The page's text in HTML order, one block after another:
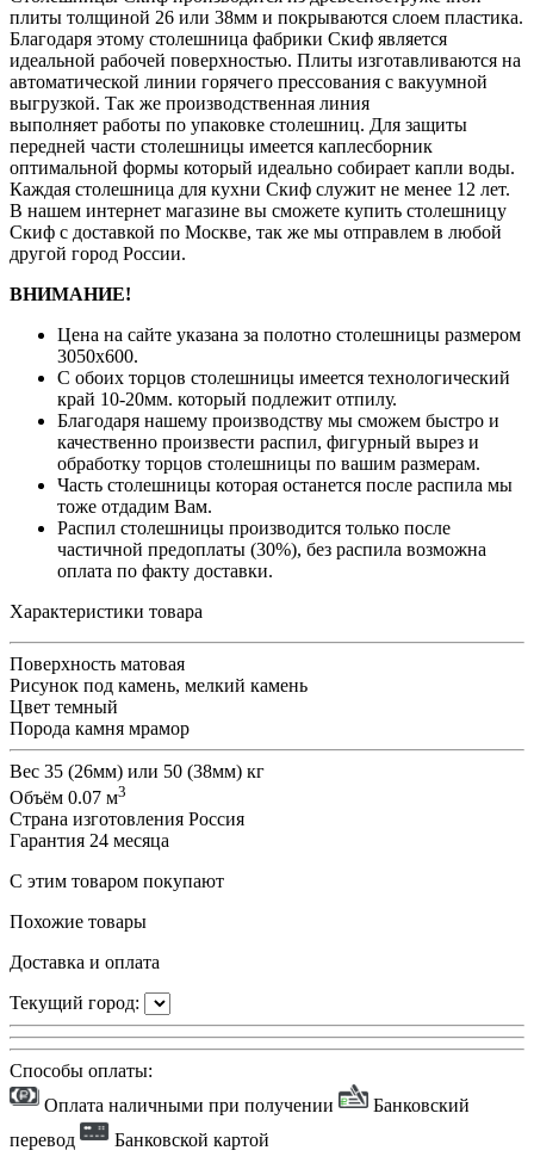
плиты толщиной 26 или 38мм и покрываются слоем пластика.
Благодаря этому столешница фабрики Скиф является
идеальной рабочей поверхностью. Плиты изготавливаются на
автоматической линии горячего прессования с вакуумной
выгрузкой. Так же производственная линия
выполняет работы по упаковке столешниц. Для защиты
передней части столешницы имеется каплесборник
оптимальной формы который идеально собирает капли воды.
Каждая столешница для кухни Скиф служит не менее 12 лет.
В нашем интернет магазине вы сможете купить столешницу
Скиф с доставкой по Москве, так же мы отправлем в любой
другой город России.
ВНИМАНИЕ!
Цена на сайте указана за полотно столешницы размером
3050х600.
С обоих торцов столешницы имеется технологический
край 10-20мм. который подлежит отпилу.
Благодаря нашему производству мы сможем быстро и
качественно произвести распил, фигурный вырез и
обработку торцов столешницы по вашим размерам.
Часть столешницы которая останется после распила мы
тоже отдадим Вам.
Распил столешницы производится только после
частичной предоплаты (30%), без распила возможна
оплата по факту доставки.
Характеристики товара
Поверхность матовая
Рисунок под камень, мелкий камень
Цвет темный
Порода камня мрамор
Вес 35 (26мм) или 50 (38мм) кг
Объём 0.07 м3
Страна изготовления Россия
Гарантия 24 месяца
С этим товаром покупают
Похожие товары
Доставка и оплата
Текущий город:
Способы оплаты:
Оплата наличными при получении
Банковский
перевод
Банковской картой